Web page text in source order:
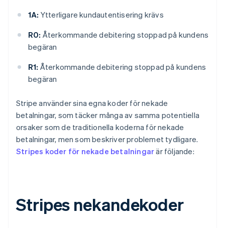
1A: Ytterligare kundautentisering krävs
R0: Återkommande debitering stoppad på kundens
begäran
R1: Återkommande debitering stoppad på kundens
begäran
Stripe använder sina egna koder för nekade
betalningar, som täcker många av samma potentiella
orsaker som de traditionella koderna för nekade
betalningar, men som beskriver problemet tydligare.
Stripes koder för nekade betalningarär följande:
Stripes nekandekoder